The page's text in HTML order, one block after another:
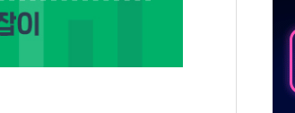
강원·전라권 폭염중대경보 확대…온열질환자 2665
빚투·레버리지 줄었지만, 반도체 두 종목에 코스피 '